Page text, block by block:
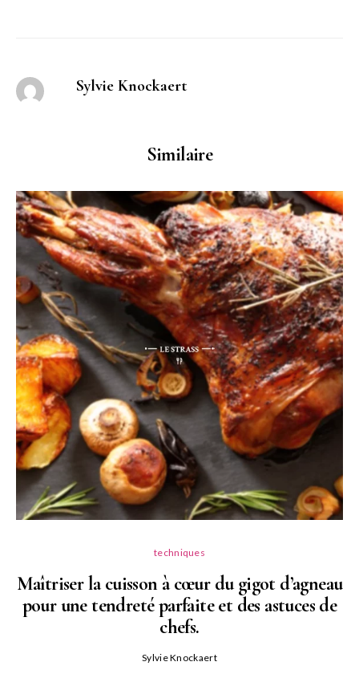
Sylvie Knockaert
Similaire
techniques
Maîtriser la cuisson à cœur du gigot d’agneau
pour une tendreté parfaite et des astuces de
chefs.
Sylvie Knockaert